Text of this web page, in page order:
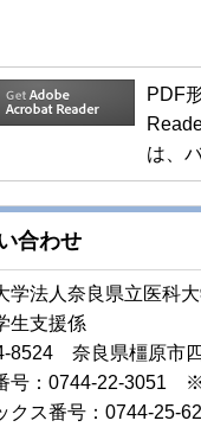
PDF
は、
合わせ
学法人奈良県立医科
生支援係
8524 奈良県橿原市
号：0744-22-3051 ※
クス番号：0744-25-